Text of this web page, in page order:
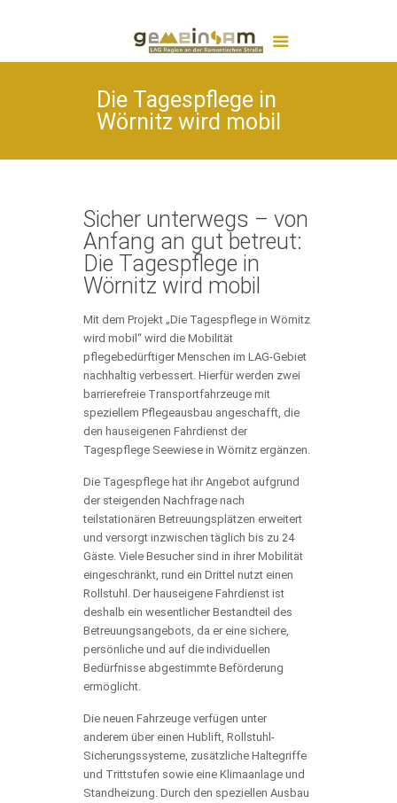
Die Tagespflege in
Wörnitz wird mobil
Sicher unterwegs – von
Anfang an gut betreut:
Die Tagespflege in
Wörnitz wird mobil
Mit dem Projekt „Die Tagespflege in Wörnitz
wird mobil“ wird die Mobilität
pflegebedürftiger Menschen im LAG-Gebiet
nachhaltig verbessert. Hierfür werden zwei
barrierefreie Transportfahrzeuge mit
speziellem Pflegeausbau angeschafft, die
den hauseigenen Fahrdienst der
Tagespflege Seewiese in Wörnitz ergänzen.
Die Tagespflege hat ihr Angebot aufgrund
der steigenden Nachfrage nach
teilstationären Betreuungsplätzen erweitert
und versorgt inzwischen täglich bis zu 24
Gäste. Viele Besucher sind in ihrer Mobilität
eingeschränkt, rund ein Drittel nutzt einen
Rollstuhl. Der hauseigene Fahrdienst ist
deshalb ein wesentlicher Bestandteil des
Betreuungsangebots, da er eine sichere,
persönliche und auf die individuellen
Bedürfnisse abgestimmte Beförderung
ermöglicht.
Die neuen Fahrzeuge verfügen unter
anderem über einen Hublift, Rollstuhl-
Sicherungssysteme, zusätzliche Haltegriffe
und Trittstufen sowie eine Klimaanlage und
Standheizung. Durch den speziellen Ausbau